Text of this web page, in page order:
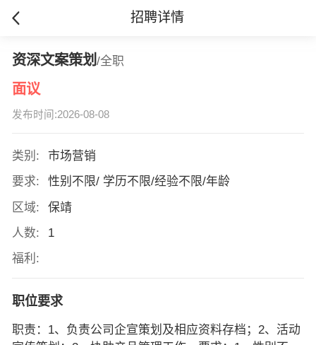
招聘详情
资深文案策划 /全职
面议
发布时间:2026-08-08
类别:
市场营销
要求:
性别不限/ 学历不限/经验不限/年龄
区域:
保靖
人数:
1
福利:
职位要求
职责：1、负责公司企宣策划及相应资料存档；2、活动